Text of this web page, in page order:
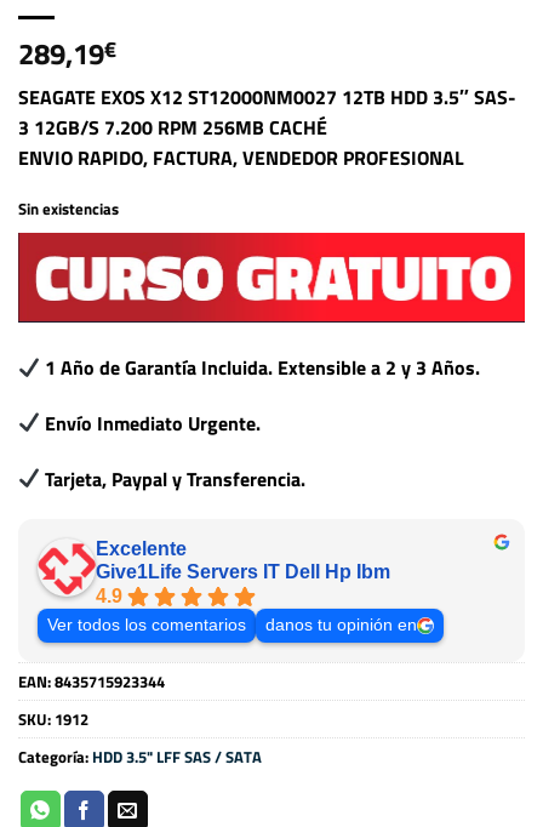
289,19€
SEAGATE EXOS X12 ST12000NM0027 12TB HDD 3.5″ SAS-
3 12GB/S 7.200 RPM 256MB CACHÉ
ENVIO RAPIDO, FACTURA, VENDEDOR PROFESIONAL
Sin existencias
1 Año de Garantía Incluida. Extensible a 2 y 3 Años.
Envío Inmediato Urgente.
Tarjeta, Paypal y Transferencia.
Excelente
Give1Life Servers IT Dell Hp Ibm
4.9
Ver todos los comentarios danos tu opinión en
EAN:8435715923344
SKU: 1912
Categoría: HDD 3.5" LFF SAS / SATA